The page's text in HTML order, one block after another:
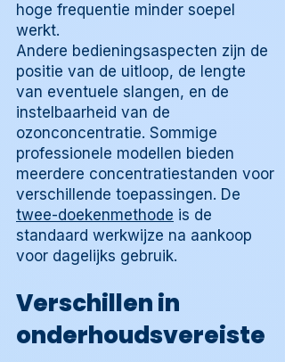
hoge frequentie minder soepel
werkt.
Andere bedieningsaspecten zijn de
positie van de uitloop, de lengte
van eventuele slangen, en de
instelbaarheid van de
ozonconcentratie. Sommige
professionele modellen bieden
meerdere concentratiestanden voor
verschillende toepassingen. De
twee-doekenmethode is de
standaard werkwijze na aankoop
voor dagelijks gebruik.
Verschillen in
onderhoudsvereiste